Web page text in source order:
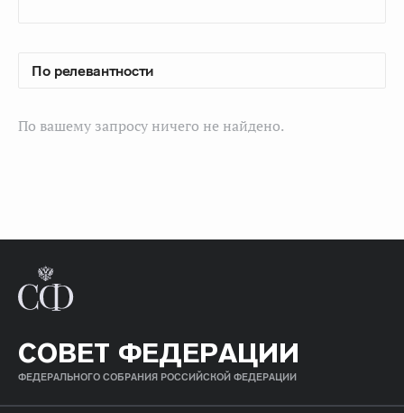
По вашему запросу ничего не найдено.
СОВЕТ ФЕДЕРАЦИИ
ФЕДЕРАЛЬНОГО СОБРАНИЯ РОССИЙСКОЙ ФЕДЕРАЦИИ